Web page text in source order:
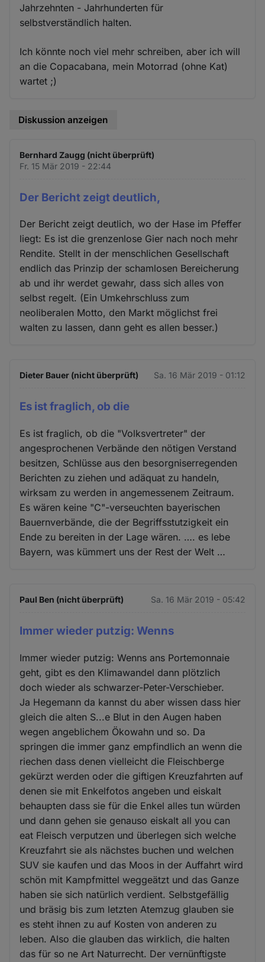
Jahrzehnten - Jahrhunderten für
selbstverständlich halten.
Ich könnte noch viel mehr schreiben, aber ich will
an die Copacabana, mein Motorrad (ohne Kat)
wartet ;)
Diskussion anzeigen
Bernhard Zaugg (nicht überprüft)
Fr. 15 Mär 2019 - 22:44
Der Bericht zeigt deutlich,
Der Bericht zeigt deutlich, wo der Hase im Pfeffer
liegt: Es ist die grenzenlose Gier nach noch mehr
Rendite. Stellt in der menschlichen Gesellschaft
endlich das Prinzip der schamlosen Bereicherung
ab und ihr werdet gewahr, dass sich alles von
selbst regelt. (Ein Umkehrschluss zum
neoliberalen Motto, den Markt möglichst frei
walten zu lassen, dann geht es allen besser.)
Dieter Bauer (nicht überprüft) Sa. 16 Mär 2019 - 01:12
Es ist fraglich, ob die
Es ist fraglich, ob die "Volksvertreter" der
angesprochenen Verbände den nötigen Verstand
besitzen, Schlüsse aus den besorgniserregenden
Berichten zu ziehen und adäquat zu handeln,
wirksam zu werden in angemessenem Zeitraum.
Es wären keine "C"-verseuchten bayerischen
Bauernverbände, die der Begriffsstutzigkeit ein
Ende zu bereiten in der Lage wären. …. es lebe
Bayern, was kümmert uns der Rest der Welt …
Paul Ben (nicht überprüft) Sa. 16 Mär 2019 - 05:42
Immer wieder putzig: Wenns
Immer wieder putzig: Wenns ans Portemonnaie
geht, gibt es den Klimawandel dann plötzlich
doch wieder als schwarzer-Peter-Verschieber.
Ja Hegemann da kannst du aber wissen dass hier
gleich die alten S...e Blut in den Augen haben
wegen angeblichem Ökowahn und so. Da
springen die immer ganz empfindlich an wenn die
riechen dass denen vielleicht die Fleischberge
gekürzt werden oder die giftigen Kreuzfahrten auf
denen sie mit Enkelfotos angeben und eiskalt
behaupten dass sie für die Enkel alles tun würden
und dann gehen sie genauso eiskalt all you can
eat Fleisch verputzen und überlegen sich welche
Kreuzfahrt sie als nächstes buchen und welchen
SUV sie kaufen und das Moos in der Auffahrt wird
schön mit Kampfmittel weggeätzt und das Ganze
haben sie sich natürlich verdient. Selbstgefällig
und bräsig bis zum letzten Atemzug glauben sie
es steht ihnen zu auf Kosten von anderen zu
leben. Also die glauben das wirklich, die halten
das für so ne Art Naturrecht. Der vernünftigste